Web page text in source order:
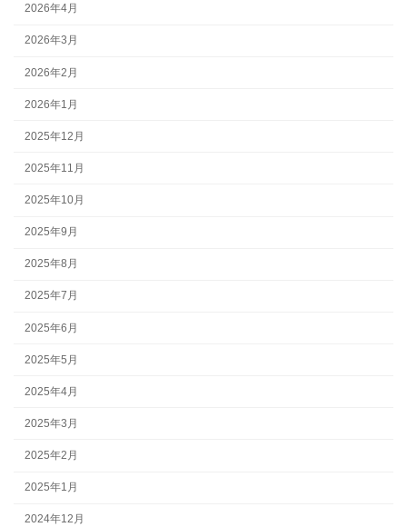
2026年4月
2026年3月
2026年2月
2026年1月
2025年12月
2025年11月
2025年10月
2025年9月
2025年8月
2025年7月
2025年6月
2025年5月
2025年4月
2025年3月
2025年2月
2025年1月
2024年12月